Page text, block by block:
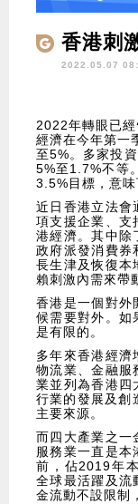
香港刺
2022.05.07
2022年轉眼已經
經濟在今年第一
至5%。多家投
5%至1.7%不等
3.5%目標，意味
近日香港立法會
項支援企業、支
港經濟。其中除
政府派發消費券
長生津及恢復本
賴刺激內需來帶
香港是一個對外
候需要對外。如
是有限的。
多年來香港經濟
物流業、金融服
業並列為香港四
行業的發展及創
主要來源。
而四大產業之一
服務業一直是本
前，佔2019年
全球最活躍及流
金流動不設限制